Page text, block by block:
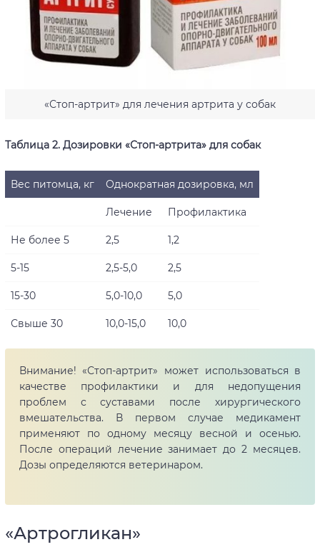
«Стоп-артрит» для лечения артрита у собак
Таблица 2. Дозировки «Стоп-артрита» для собак
Вес питомца, кг Однократная дозировка, мл
Лечение Профилактика
Не более 5 2,5 1,2
5-15 2,5-5,0 2,5
15-30 5,0-10,0 5,0
Свыше 30 10,0-15,0 10,0
Внимание! «Стоп-артрит» может использоваться в
качестве профилактики и для недопущения
проблем с суставами после хирургического
вмешательства. В первом случае медикамент
применяют по одному месяцу весной и осенью.
После операций лечение занимает до 2 месяцев.
Дозы определяются ветеринаром.
«Артрогликан»